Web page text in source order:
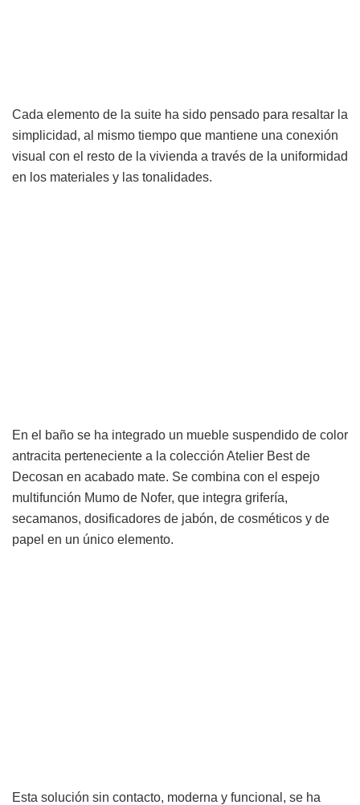
Cada elemento de la suite ha sido pensado para resaltar la
simplicidad, al mismo tiempo que mantiene una conexión
visual con el resto de la vivienda a través de la uniformidad
en los materiales y las tonalidades.
En el baño se ha integrado un mueble suspendido de color
antracita perteneciente a la colección Atelier Best de
Decosan en acabado mate. Se combina con el espejo
multifunción Mumo de Nofer, que integra grifería,
secamanos, dosificadores de jabón, de cosméticos y de
papel en un único elemento.
Esta solución sin contacto, moderna y funcional, se ha